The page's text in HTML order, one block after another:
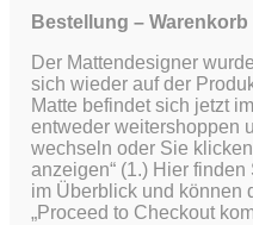
Bestellung – Warenkorb
Der Mattendesigner
sich wieder auf der
Matte befindet sich jetzt
entweder weitershoppen
wechseln oder Sie
anzeigen“ (1.) Hier
im Überblick und können
„Proceed to Checkout